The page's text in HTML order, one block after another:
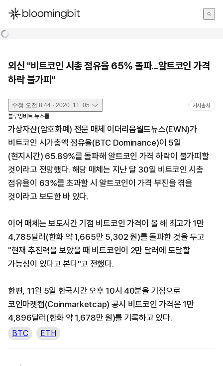
한국어
외신 "비트코인 시총 점유율 65% 돌파...알트코인 가격
하락 불가피"
수정 오전 8:44 · 2020. 11. 05. 기사출처
블루밍비트 뉴스룸
가상자산(암호화폐) 전문 매체 이더리움월드뉴스(EWN)가
비트코인 시가총액 점유율(BTC Dominance)이 5일
(현지시간) 65.89%를 돌파해 알트코인 가격 하락이 불가피할
것이라고 전망했다. 해당 매체는 지난 달 30일 비트코인 시총
점유율이 63%를 초과할 시 알트코인이 가격 부진을 겪을
것이라고 보도한 바 있다.
이어 매체는 보도시간 기점 비트코인 가격이 올 해 최고가 1만
4,785달러(한화 약 1,665만 5,302 원)를 돌파한 것을 두고
"현재 추진력을 보았을 때 비트코인이 2만 달러에 도달할
가능성이 있다고 본다"고 전했다.
한편, 11월 5일 한국시간 오후 10시 40분을 기점으로
코인마켓캡(Coinmarketcap) 공시 비트코인 가격은 1만
4,896달러(한화 약 1,678만 원)를 기록하고 있다.
BTC ETH